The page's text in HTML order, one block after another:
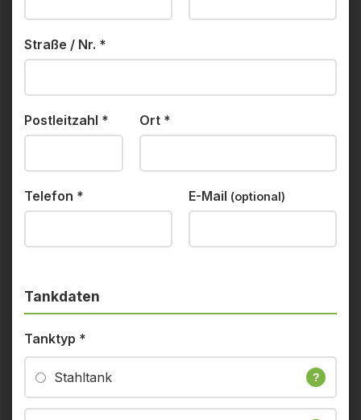
Straße / Nr. *
Postleitzahl * Ort *
Telefon * E-Mail (optional)
Tankdaten
Tanktyp *
Stahltank ?